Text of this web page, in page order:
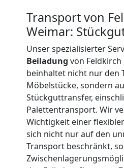
Transport von
Weimar:
Unser spezialisierter
Beiladung von
beinhaltet nicht nur den
Möbelstücke, sondern
Stückguttransfer,
Palettentransport. Wir
Wichtigkeit einer
sich nicht nur auf den
Transport beschränkt,
Beiladung
International
Umzug
Nationaler